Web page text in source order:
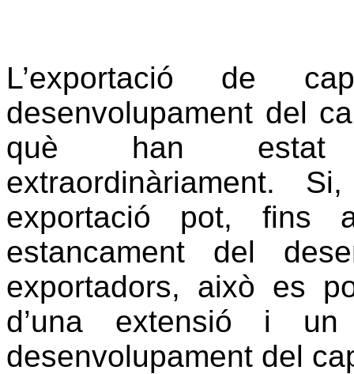
L’exportació de
desenvolupament del
què han estat
extraordinàriament.
exportació pot, fins
estancament del
exportadors, això es
d’una extensió i un
desenvolupament del